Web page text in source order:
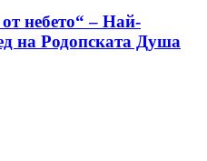
небето“ – Най-
на Родопската Душа